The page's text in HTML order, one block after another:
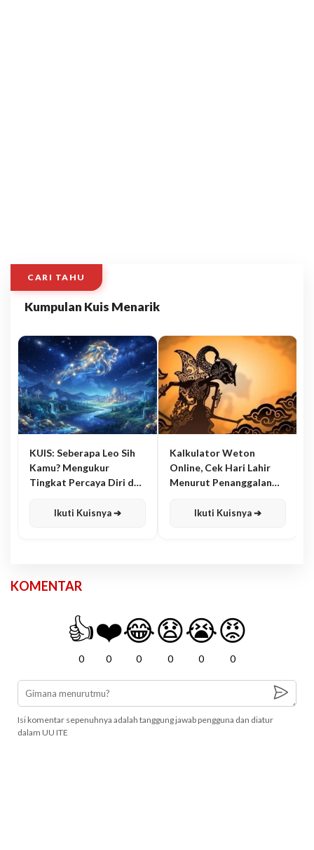
CARI TAHU
Kumpulan Kuis Menarik
KUIS: Seberapa Leo Sih
Kamu? Mengukur
Tingkat Percaya Diri dan
Ikuti Kuisnya ➔
Kalkulator Weton
Online, Cek Hari Lahir
Menurut Penanggalan
Ikuti Kuisnya ➔
KOMENTAR
👍
0
❤️
0
😂
0
😧
0
😭
0
😡
0
Isi komentar sepenuhnya adalah tanggung jawab pengguna dan diatur
dalam UU ITE